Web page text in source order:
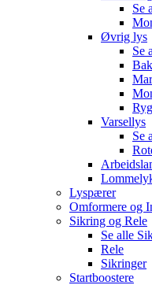
Se
Øvrig lys
Se
Varsellys
Se
Lyspærer
Omformere og
Sikring og Rele
Se alle
Rele
Sikringer
Startboostere